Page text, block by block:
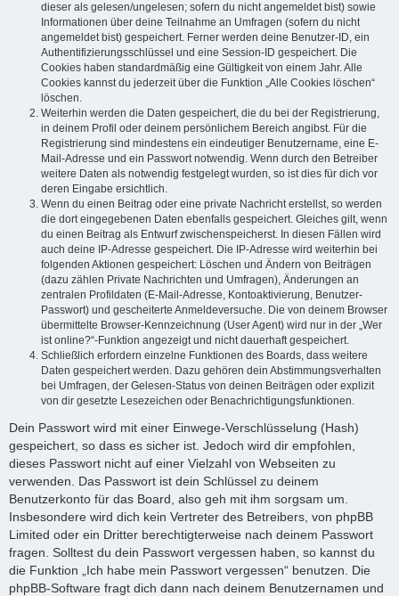
dieser als gelesen/ungelesen; sofern du nicht angemeldet bist) sowie
Informationen über deine Teilnahme an Umfragen (sofern du nicht
angemeldet bist) gespeichert. Ferner werden deine Benutzer-ID, ein
Authentifizierungsschlüssel und eine Session-ID gespeichert. Die
Cookies haben standardmäßig eine Gültigkeit von einem Jahr. Alle
Cookies kannst du jederzeit über die Funktion „Alle Cookies löschen“
löschen.
Weiterhin werden die Daten gespeichert, die du bei der Registrierung,
in deinem Profil oder deinem persönlichem Bereich angibst. Für die
Registrierung sind mindestens ein eindeutiger Benutzername, eine E-
Mail-Adresse und ein Passwort notwendig. Wenn durch den Betreiber
weitere Daten als notwendig festgelegt wurden, so ist dies für dich vor
deren Eingabe ersichtlich.
Wenn du einen Beitrag oder eine private Nachricht erstellst, so werden
die dort eingegebenen Daten ebenfalls gespeichert. Gleiches gilt, wenn
du einen Beitrag als Entwurf zwischenspeicherst. In diesen Fällen wird
auch deine IP-Adresse gespeichert. Die IP-Adresse wird weiterhin bei
folgenden Aktionen gespeichert: Löschen und Ändern von Beiträgen
(dazu zählen Private Nachrichten und Umfragen), Änderungen an
zentralen Profildaten (E-Mail-Adresse, Kontoaktivierung, Benutzer-
Passwort) und gescheiterte Anmeldeversuche. Die von deinem Browser
übermittelte Browser-Kennzeichnung (User Agent) wird nur in der „Wer
ist online?“-Funktion angezeigt und nicht dauerhaft gespeichert.
Schließlich erfordern einzelne Funktionen des Boards, dass weitere
Daten gespeichert werden. Dazu gehören dein Abstimmungsverhalten
bei Umfragen, der Gelesen-Status von deinen Beiträgen oder explizit
von dir gesetzte Lesezeichen oder Benachrichtigungsfunktionen.
Dein Passwort wird mit einer Einwege-Verschlüsselung (Hash)
gespeichert, so dass es sicher ist. Jedoch wird dir empfohlen,
dieses Passwort nicht auf einer Vielzahl von Webseiten zu
verwenden. Das Passwort ist dein Schlüssel zu deinem
Benutzerkonto für das Board, also geh mit ihm sorgsam um.
Insbesondere wird dich kein Vertreter des Betreibers, von phpBB
Limited oder ein Dritter berechtigterweise nach deinem Passwort
fragen. Solltest du dein Passwort vergessen haben, so kannst du
die Funktion „Ich habe mein Passwort vergessen“ benutzen. Die
phpBB-Software fragt dich dann nach deinem Benutzernamen und